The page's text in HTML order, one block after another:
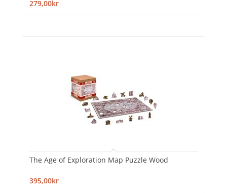
279,00kr
The Age of Exploration Map Puzzle Wood
395,00kr